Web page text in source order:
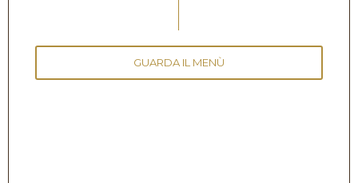
GUARDA IL MENÙ